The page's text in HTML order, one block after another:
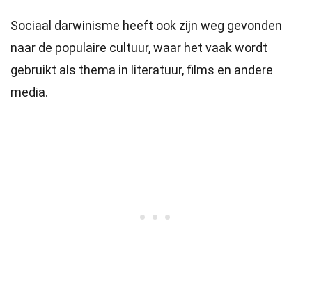
Sociaal darwinisme heeft ook zijn weg gevonden
naar de populaire cultuur, waar het vaak wordt
gebruikt als thema in literatuur, films en andere
media.